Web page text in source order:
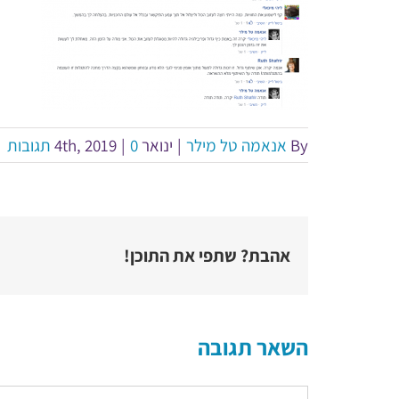
By אנאמה טל מילר | ינואר 4th, 2019 | 0 תגובות
אהבת? שתפי את התוכן!
השאר תגובה